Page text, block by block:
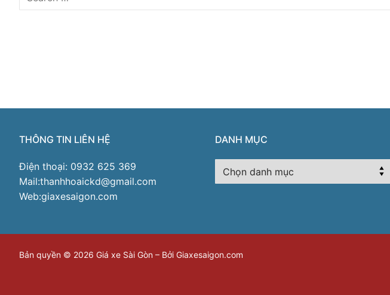
kiếm
THÔNG TIN LIÊN HỆ
Điện thoại: 0932 625 369
Mail:thanhhoaickd@gmail.com
Web:giaxesaigon.com
DANH MỤC
Danh
mục
Bản quyền © 2026 Giá xe Sài Gòn – Bởi Giaxesaigon.com